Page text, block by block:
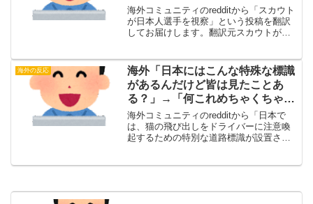
球選手とは・・・？【海外の反
応】
海外コミュニティのredditから「スカウト
が日本人選手を視察」という投稿を翻訳
してお届けします。翻訳元スカウトが日
輝明（三塁手／外野手）と、エース・才
木浩人を視察してい...
海外の反応
海外「日本にはこんな特殊な標識
があるんだけど皆は見たことあ
る？」→「何これめちゃくちゃ可
愛いｗｗ」【海外の反応】
海外コミュニティのredditから「日本で
は、猫の飛び出しをドライバーに注意喚
起するための特別な道路標識が設置され